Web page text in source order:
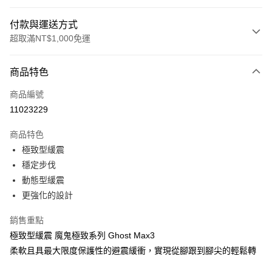
付款與運送方式
超取滿NT$1,000免運
信用卡一次付款
超商取貨付款
運送方式
全家取貨付款
每筆NT$60，滿NT$1,000(含以上)免運費
7-11取貨付款
宅配
每筆NT$80，滿NT$1,000(含以上)免運費
商品特色
商品編號
11023229
商品特色
極致型緩震
穩定步伐
動態型緩震
更強化的設計
銷售重點
極致型緩震 魔鬼極致系列 Ghost Max3
柔軟且具最大限度保護性的避震緩衝，實現從腳跟到腳尖的輕鬆轉